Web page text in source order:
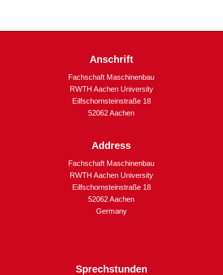
Anschrift
Fachschaft Maschinenbau
RWTH Aachen University
Eilfschornsteinstraße 18
52062 Aachen
Address
Fachschaft Maschinenbau
RWTH Aachen University
Eilfschornsteinstraße 18
52062 Aachen
Germany
Sprechstunden